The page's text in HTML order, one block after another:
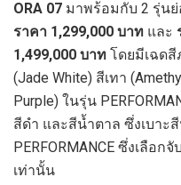
ORA 07 มาพร้อมกับ 2 รุ่นย่
ราคา 1,299,000 บาท และ
1,499,000 บาท โดยมีเฉด
(Jade White) สีเทา
Purple) ในรุ่น
สีดำ และสีน้ำตาล ซึ่งเบาะ
PERFORMANCE ซึ่งเลือ
เท่านั้น